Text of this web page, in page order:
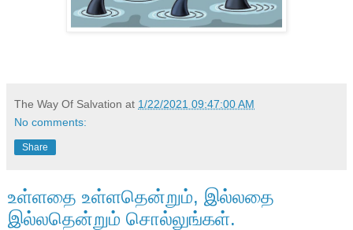
The Way Of Salvation at 1/22/2021 09:47:00 AM
No comments:
Share
உள்ளதை உள்ளதென்றும், இல்லதை
இல்லதென்றும் சொல்லுங்கள்.